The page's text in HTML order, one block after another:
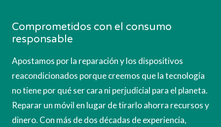
Comprometidos con el consumo
responsable
Apostamos por la reparación y los dispositivos
reacondicionados porque creemos que la tecnología
no tiene por qué ser cara ni perjudicial para el planeta.
Reparar un móvil en lugar de tirarlo ahorra recursos y
dinero. Con más de dos décadas de experiencia,